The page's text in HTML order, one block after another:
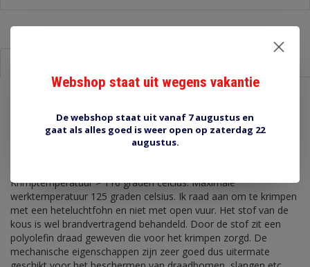
Flexibele zwarte gevlochten isolatiekous die door middel van
warmte is te krimpen. Binnendiameter ongeveer 12 mm, krimpt
Krimptemperatuur > 110 graden celcius. Maximale
werktemperatuur 125 graden celsius. Ik raad aan om te krimpen
met een heteluchtfohn en niet met open vuur. Het stof van de
kous is wel brandvertragend behandeld. Door de stof zit een
polyolefin draad geweven die voor het krimpen zorgd. De
mechanische eigenschappen zijn zeer goed dus uitermate
Webshop staat uit wegens vakantie
De webshop staat uit vanaf 7 augustus en
gaat als alles goed is weer open op zaterdag 22
augustus.